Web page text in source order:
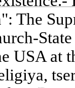
The
USA at